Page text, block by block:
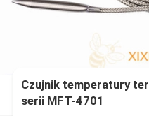
Czujnik temperatury
serii MFT-4701